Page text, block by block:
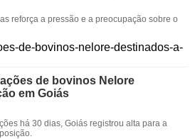
reforça a pressão e a preocupação sobre o
de bovinos Nelore
em Goiás
há 30 dias, Goiás registrou alta para a